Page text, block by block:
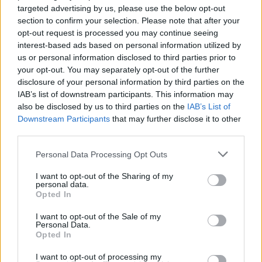
targeted advertising by us, please use the below opt-out
section to confirm your selection. Please note that after your
opt-out request is processed you may continue seeing
interest-based ads based on personal information utilized by
us or personal information disclosed to third parties prior to
your opt-out. You may separately opt-out of the further
disclosure of your personal information by third parties on the
IAB’s list of downstream participants. This information may
also be disclosed by us to third parties on the IAB’s List of
Downstream Participants that may further disclose it to other
Personal Data Processing Opt Outs
I want to opt-out of the Sharing of my
personal data.
Opted In
I want to opt-out of the Sale of my
Personal Data.
Opted In
I want to opt-out of processing my
blijft. Bij Ronaldo ligt dat anders. Hij levert minder druk zonder
bal, maar biedt ook minder explosiviteit in de counter dan
vroeger. Daardoor krijgt Portugal niet altijd genoeg terug voor
de ruimte die het hem tactisch geeft.
De Ronaldo-circus blijft
meespelen
ervoor dat de discussie nooit alleen sportief is. Na mindere
wedstrijden verschuift de aandacht snel naar de vraag of zijn
ploeggenoten hem wel genoeg bedienen. Bruno Fernandes,
Ronaldo-fans. Dat laat zien hoe groot zijn invloed nog altijd is.
staan. De bondscoach zei eerder dat Ronaldo niet vervangen